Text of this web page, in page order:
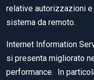
relative autorizzazioni
sistema da remoto.
Internet Information
si presenta migliorato
performance. In